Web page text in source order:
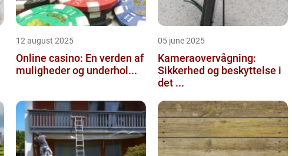
12 august 2025
Online casino: En verden af
muligheder og underhol...
05 june 2025
Kameraovervågning:
Sikkerhed og beskyttelse i
det ...